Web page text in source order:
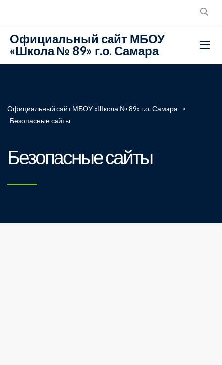
Официальный сайт МБОУ
«Школа № 89» г.о. Самара
Официальный сайт МБОУ «Школа № 89» г.о. Самара
>
Безопасные сайты
Безопасные сайты